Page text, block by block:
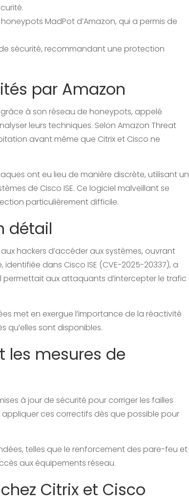
MadPot d’Amazon, qui a permis de
sécurité, recommandant une protection
par Amazon
à son réseau de honeypots, appelé
leurs techniques. Selon Amazon Threat
avant même que Citrix et Cisco ne
ont eu lieu de manière discrète, utilisant un
de Cisco ISE. Ce logiciel malveillant se
particulièrement difficile.
détail
hackers d’accéder aux systèmes, ouvrant
dans Cisco ISE (CVE-2025-20337), a
permettait aux attaquants d’intercepter le trafic
met en exergue l’importance de la réactivité
qu’elles sont disponibles.
les mesures de
à jour de sécurité pour corriger les failles
ces correctifs dès que possible pour
telles que le renforcement des pare-feu et
aux équipements réseau.
Citrix et Cisco